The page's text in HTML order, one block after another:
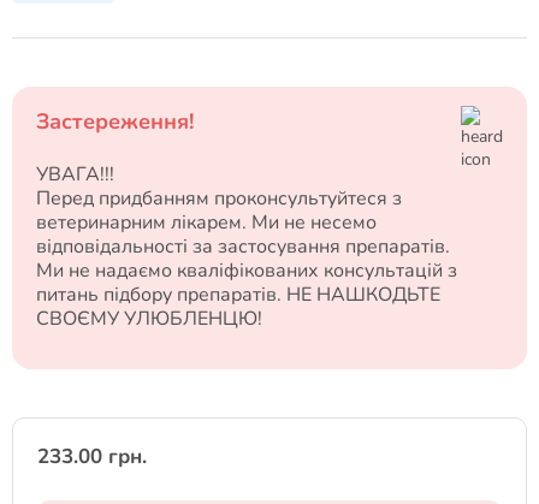
Застереження!
УВАГА!!!
Перед придбанням проконсультуйтеся з
ветеринарним лікарем. Ми не несемо
відповідальності за застосування препаратів.
Ми не надаємо кваліфікованих консультацій з
питань підбору препаратів. НЕ НАШКОДЬТЕ
СВОЄМУ УЛЮБЛЕНЦЮ!
233.00 грн.